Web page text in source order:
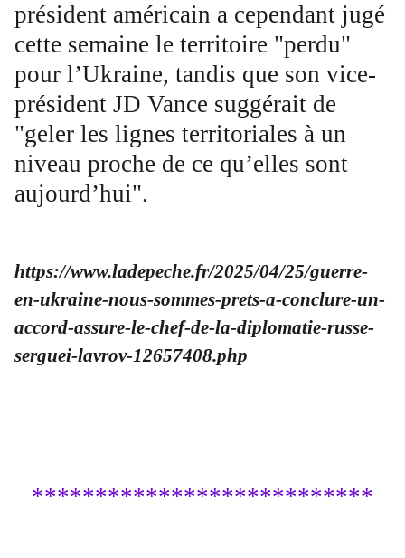
président américain a cependant jugé
cette semaine le territoire "perdu"
pour l’Ukraine, tandis que son vice-
président JD Vance suggérait de
"geler les lignes territoriales à un
niveau proche de ce qu’elles sont
aujourd’hui".
https://www.ladepeche.fr/2025/04/25/guerre-
en-ukraine-nous-sommes-prets-a-conclure-un-
accord-assure-le-chef-de-la-diplomatie-russe-
serguei-lavrov-12657408.php
***************************